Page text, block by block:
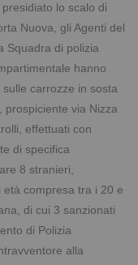
lo scalo di
Nuova, gli Agenti del
Squadra di polizia
hanno
carrozze in sosta
prospiciente via Nizza
effettuati con
di specifica
8 stranieri,
compresa tra i 20 e
di cui 3 sanzionati
di Polizia
alla